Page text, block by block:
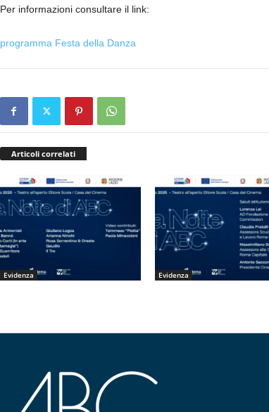
Per informazioni consultare il link:
programma Festa della Danza
Articoli correlati
Evidenza Evidenza